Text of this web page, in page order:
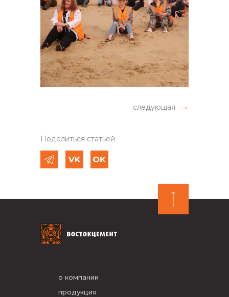
следующая
Поделиться статьей
о компании
продукция